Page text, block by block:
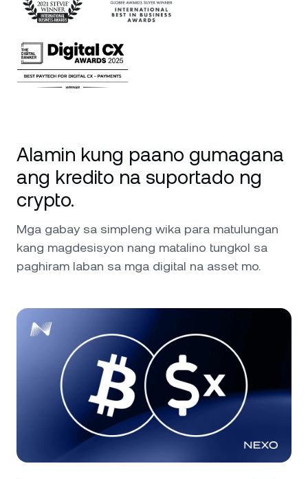
Alamin kung paano gumagana
ang kredito na suportado ng
crypto.
Mga gabay sa simpleng wika para matulungan
kang magdesisyon nang matalino tungkol sa
paghiram laban sa mga digital na asset mo.